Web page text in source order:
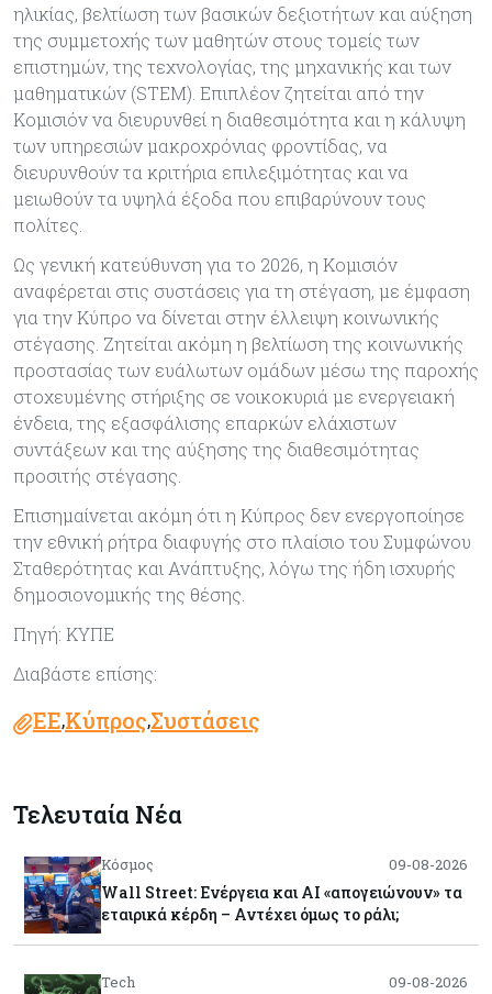
ηλικίας, βελτίωση των βασικών δεξιοτήτων και αύξηση
της συμμετοχής των μαθητών στους τομείς των
επιστημών, της τεχνολογίας, της μηχανικής και των
μαθηματικών (STEM). Επιπλέον ζητείται από την
Κομισιόν να διευρυνθεί η διαθεσιμότητα και η κάλυψη
των υπηρεσιών μακροχρόνιας φροντίδας, να
διευρυνθούν τα κριτήρια επιλεξιμότητας και να
μειωθούν τα υψηλά έξοδα που επιβαρύνουν τους
πολίτες.
Ως γενική κατεύθυνση για το 2026, η Κομισιόν
αναφέρεται στις συστάσεις για τη στέγαση, με έμφαση
για την Κύπρο να δίνεται στην έλλειψη κοινωνικής
στέγασης. Ζητείται ακόμη η βελτίωση της κοινωνικής
προστασίας των ευάλωτων ομάδων μέσω της παροχής
στοχευμένης στήριξης σε νοικοκυριά με ενεργειακή
ένδεια, της εξασφάλισης επαρκών ελάχιστων
συντάξεων και της αύξησης της διαθεσιμότητας
προσιτής στέγασης.
Επισημαίνεται ακόμη ότι η Κύπρος δεν ενεργοποίησε
την εθνική ρήτρα διαφυγής στο πλαίσιο του Συμφώνου
Σταθερότητας και Ανάπτυξης, λόγω της ήδη ισχυρής
δημοσιονομικής της θέσης.
Πηγή: ΚΥΠΕ
Διαβάστε επίσης:
ΕΕ,Κύπρος,Συστάσεις
Τελευταία Νέα
Κόσμος 09-08-2026
Wall Street: Ενέργεια και AI «απογειώνουν» τα
εταιρικά κέρδη – Αντέχει όμως το ράλι;
Tech 09-08-2026